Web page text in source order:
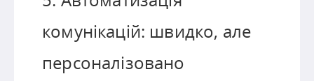
комунікацій: швидко, але
персоналізовано